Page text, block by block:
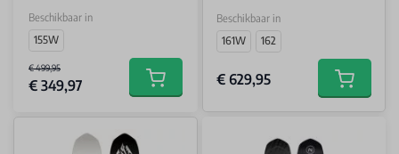
Beschikbaar in
155W
€ 499,95
€ 349,97 Add to cart
Beschikbaar in
161W
162
€ 629,95 Add to